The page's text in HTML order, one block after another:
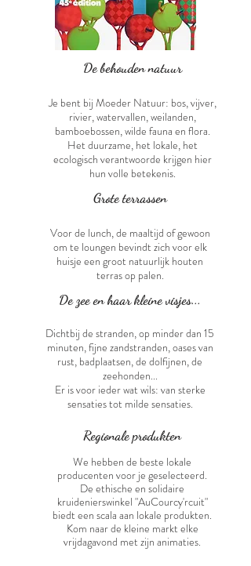
De behouden natuur
Je bent bij Moeder Natuur: bos, vijver,
rivier, watervallen, weilanden,
bamboebossen, wilde fauna en flora.
Het duurzame, het lokale, het
ecologisch verantwoorde krijgen hier
hun volle betekenis.
Grote terrassen
Voor de lunch, de maaltijd of gewoon
om te loungen bevindt zich voor elk
huisje een groot natuurlijk houten
terras op palen.
De zee enhaar kleine visjes...
Dichtbij de stranden, op minder dan 15
minuten, fijne zandstranden, oases van
rust, badplaatsen, de dolfijnen, de
zeehonden...
Er is voor ieder wat wils: van sterke
sensaties tot milde sensaties.
Regionale produkten
We hebben de beste lokale
producenten voor je geselecteerd.
De ethische en solidaire
kruidenierswinkel "AuCourcy'rcuit"
biedt een scala aan lokale produkten.
Kom naar de kleine markt elke
vrijdagavond met zijn animaties.